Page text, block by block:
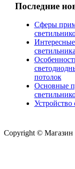
Последние
Сферы
потолок
Основные
Устройство
Copyright © Магазин